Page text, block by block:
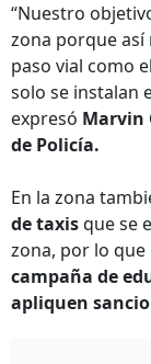
“Nuestro
zona porque
paso vial como
solo se instalan
expresó Marvin
de Policía.
En la zona
de taxisque se
zona, por lo
campaña de
apliquen